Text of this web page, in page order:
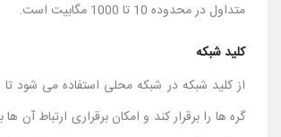
متداول در محدوده 10 تا 1000 مگابیت است.
کلید شبکه
از کلید شبکه در شبکه محلی استفاده می شود تا
گره ها را برقرار کند و امکان برقراری ارتباط آن ها